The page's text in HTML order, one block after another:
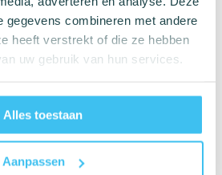
gegevens combineren met andere
heeft verstrekt of die ze hebben
uw gebruik van hun services.
Alles toestaan
Aanpassen
soepele siliconen accepteert
al te graag via het intuïtieve
waterdicht (IPX7) en is daarom
onder water - zowel
kan hij na de werkzaamheden
Satisfyer G-Force meldt zich